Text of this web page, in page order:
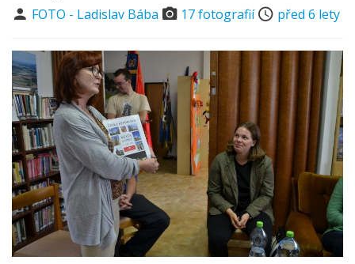
FOTO - Ladislav Bába 17 fotografií před 6 lety